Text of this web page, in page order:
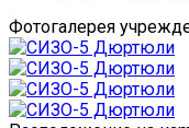
Фотогалерея